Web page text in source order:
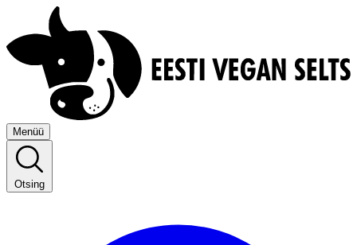
Menüü
Otsing